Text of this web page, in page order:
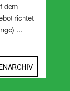
dem
richtet
...